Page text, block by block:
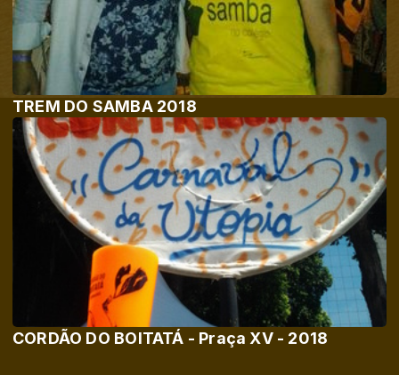
TREM DO SAMBA 2018
CORDÃO DO BOITATÁ - Praça XV - 2018